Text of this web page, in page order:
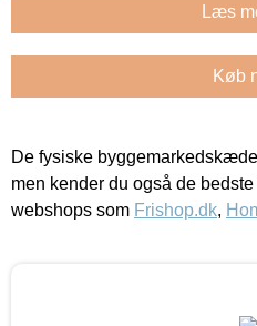
Læs
Køb
De fysiske
men kender du også de
webshops som Frishop.dk,